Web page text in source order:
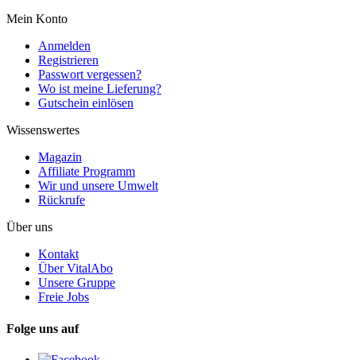
Mein Konto
Anmelden
Registrieren
Passwort vergessen?
Wo ist meine Lieferung?
Gutschein einlösen
Wissenswertes
Magazin
Affiliate Programm
Wir und unsere Umwelt
Rückrufe
Über uns
Kontakt
Über VitalAbo
Unsere Gruppe
Freie Jobs
Folge uns auf